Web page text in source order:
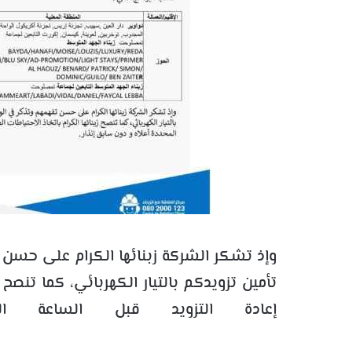
وإذ تشكر الشركة زبنائها الكرام على
تأمين تزويدكم بالتيار الكهربائي، كما
إعادة التزويد قبل